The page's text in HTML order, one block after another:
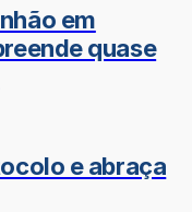
em
quase
e abraça